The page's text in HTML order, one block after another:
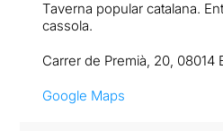
Taverna popular catalana.
cassola.
Carrer de Premià, 20, 08014
Google Maps